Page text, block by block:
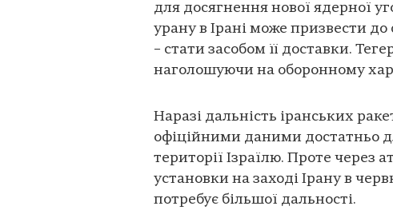
для досягнення нової ядерної
урану в Ірані може призвести
– стати засобом її доставки.
наголошуючи на оборонному
Наразі дальність іранських
офіційними даними достатньо
території Ізраїлю. Проте через
установки на заході Ірану в
потребує більшої дальності.